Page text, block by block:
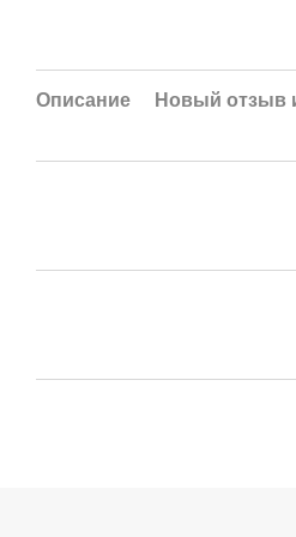
Описание Новый отзыв